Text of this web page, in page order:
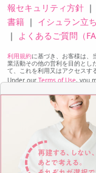
報セキュリティ方針 ｜
書籍 ｜ イシュラン立
｜
よくあるご質問（
利用規約に基づき、お客様は、
業活動その他の営利を目的とし
て、これを利用又はアクセスす
Under our Terms of Use, you
part, for the purpose of
preparation for any of the